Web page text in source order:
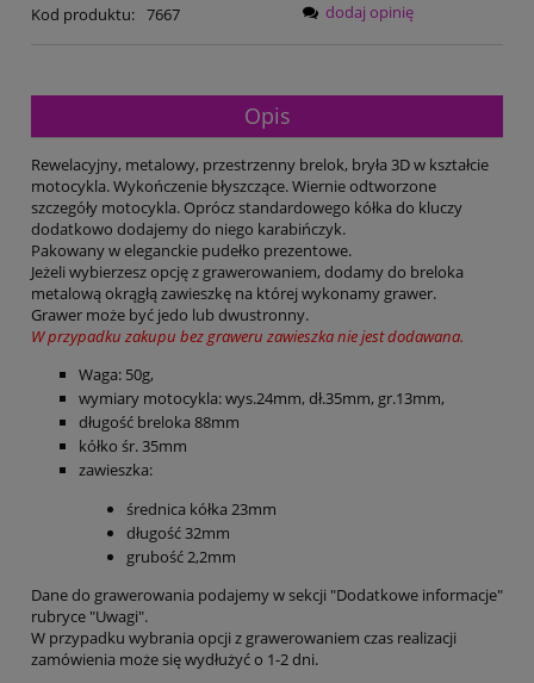
Kod produktu: 7667
dodaj opinię
Opis
Rewelacyjny, metalowy, przestrzenny brelok, bryła 3D w kształcie
motocykla. Wykończenie błyszczące. Wiernie odtworzone
szczegóły motocykla. Oprócz standardowego kółka do kluczy
dodatkowo dodajemy do niego karabińczyk.
Pakowany w eleganckie pudełko prezentowe.
Jeżeli wybierzesz opcję z grawerowaniem, dodamy do breloka
metalową okrągłą zawieszkę na której wykonamy grawer.
Grawer może być jedo lub dwustronny.
W przypadku zakupu bez graweru zawieszka nie jest dodawana.
Waga: 50g,
wymiary motocykla: wys.24mm, dł.35mm, gr.13mm,
długość breloka 88mm
kółko śr. 35mm
zawieszka:
średnica kółka 23mm
długość 32mm
grubość 2,2mm
Dane do grawerowania podajemy w sekcji "Dodatkowe informacje"
rubryce "Uwagi".
W przypadku wybrania opcji z grawerowaniem czas realizacji
zamówienia może się wydłużyć o 1-2 dni.